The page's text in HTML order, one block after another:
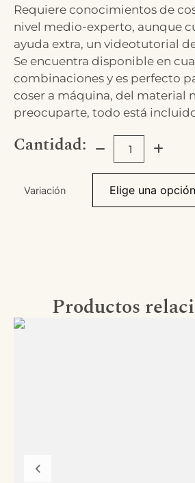
Requiere conocimientos de
nivel medio-experto, aunque
ayuda extra, un videotutorial
Se encuentra disponible en
combinaciones y es perfecto
coser a máquina, del material
preocuparte, todo está
Cantidad:
Variación
Productos